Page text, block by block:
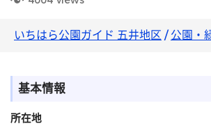
いちはら公園ガイド 五井地区 /公園・
基本情報
所在地